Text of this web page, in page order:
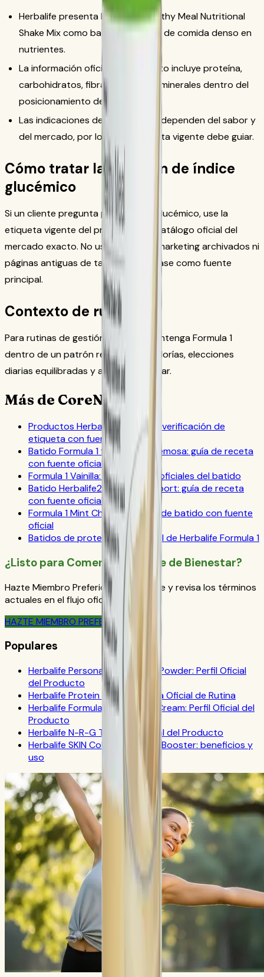
Herbalife presenta Formula 1 Healthy Meal Nutritional
Shake Mix como batido sustituto de comida denso en
nutrientes.
La información oficial del producto incluye proteína,
carbohidratos, fibra, vitaminas y minerales dentro del
posicionamiento de Formula 1.
Las indicaciones de preparación dependen del sabor y
del mercado, por lo que la etiqueta vigente debe guiar.
Cómo tratar la mención de índice
glucémico
Si un cliente pregunta por el índice glucémico, use la
etiqueta vigente del producto o el catálogo oficial del
mercado exacto. No use textos de marketing archivados ni
páginas antiguas de tamaño de envase como fuente
principal.
Contexto de rutina
Para rutinas de gestión de peso, mantenga Formula 1
dentro de un patrón reducido en calorías, elecciones
diarias equilibradas y actividad regular.
Más de CoreNutri
Productos Herbalife sin gluten: verificación de
etiqueta con fuente oficial
Batido Formula 1 frambuesa cremosa: guía de receta
con fuente oficial
Formula 1 Vainilla: indicaciones oficiales del batido
Batido Herbalife24 Formula 1 Sport: guía de receta
con fuente oficial
Formula 1 Mint Chocolate: guía de batido con fuente
oficial
Batidos de proteína: guía oficial de Herbalife Formula 1
¿Listo para Comenzar Tu Viaje de Bienestar?
Hazte Miembro Preferido de Herbalife y revisa los términos
actuales en el flujo oficial de pedido.
HAZTE MIEMBRO PREFERIDO
Populares
Herbalife Personalized Protein Powder: Perfil Oficial
del Producto
Herbalife Protein Drink Mix: Guía Oficial de Rutina
Herbalife Formula 1 Cookies 'n Cream: Perfil Oficial del
Producto
Herbalife N-R-G Tea: FAQ Oficial del Producto
Herbalife SKIN Collagen Beauty Booster: beneficios y
uso